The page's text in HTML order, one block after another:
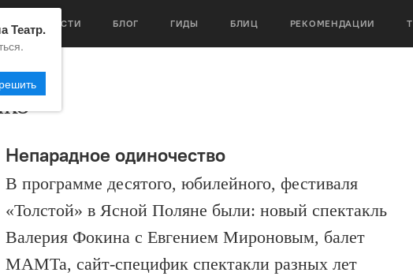
НОВОСТИ БЛОГ ГИДЫ БЛИЦ РЕКОМЕНДАЦИИ
Непарадное одиночество
В программе десятого, юбилейного, фестиваля
«Толстой» в Ясной Поляне были: новый спектакль
Валерия Фокина с Евгением Мироновым, балет
МАМТа, сайт-специфик спектакли разных лет
Театр.